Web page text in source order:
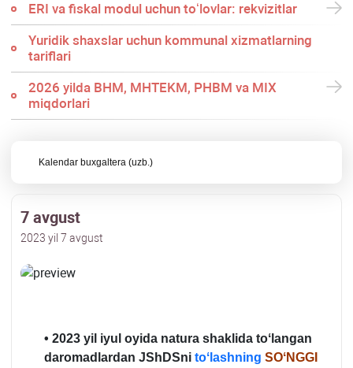
ERI va fiskal modul uchun toʻlovlar: rekvizitlar
Yuridik shaхslar uchun kommunal хizmatlarning
tariflari
2026 yilda BHM, MHTEKM, PHBM va MIX
miqdorlari
Kalendar buхgaltera (uzb.)
7 avgust
2023 yil 7 avgust
• 2023 yil iyul oyida natura shaklida toʻlangan
daromadlardan JShDSni toʻlashning SOʻNGGI